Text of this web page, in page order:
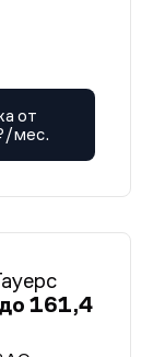
от
мес.
161,4